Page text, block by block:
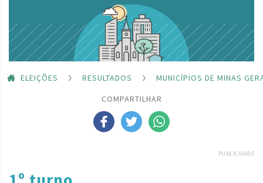
ELEIÇÕES RESULTADOS
MUNICÍPIOS DE MINAS
COMPARTILHAR
PUBLICIDADE